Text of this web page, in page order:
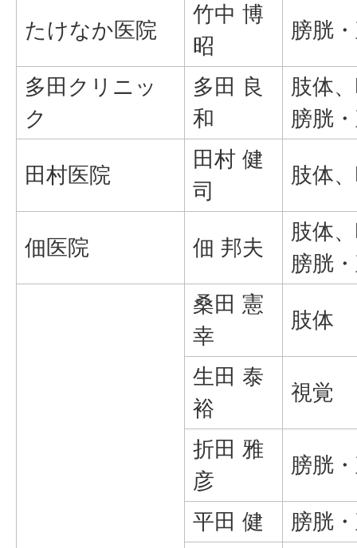
たけなか医院
竹中 博
昭
膀胱
多田クリニッ
ク
多田 良
和
肢体
膀胱
田村医院
田村 健
司
肢体
佃医院 佃 邦夫
肢体
膀胱
桑田 憲
幸
肢体
生田 泰
裕
視覚
折田 雅
彦
膀胱
平田 健
膀胱